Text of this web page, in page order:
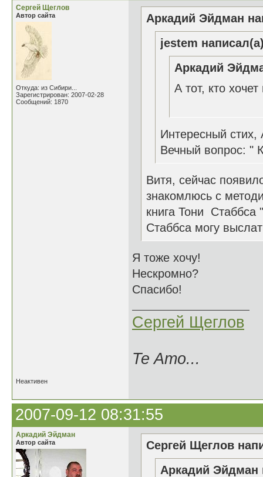
Сергей Щеглов
Автор сайта
Откуда: из Сибири...
Зарегистрирован: 2007-02-28
Сообщений: 1870
Аркадий Эйдман
jestem
Аркадий
А тот, кто
Интересный стих,
Вечный вопрос:
Витя, сейчас
знакомлюсь с
книга Тони Стаббса
Стаббса могу
Я тоже хочу!
Нескромно?
Спасибо!
Сергей Щеглов
Te Amo...
Неактивен
2007-09-12 08:31:55
Аркадий Эйдман
Автор сайта
Сергей Щеглов
Аркадий Эйдман